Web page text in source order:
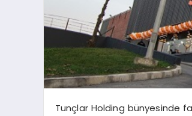
Tunçlar Holding bünyesinde